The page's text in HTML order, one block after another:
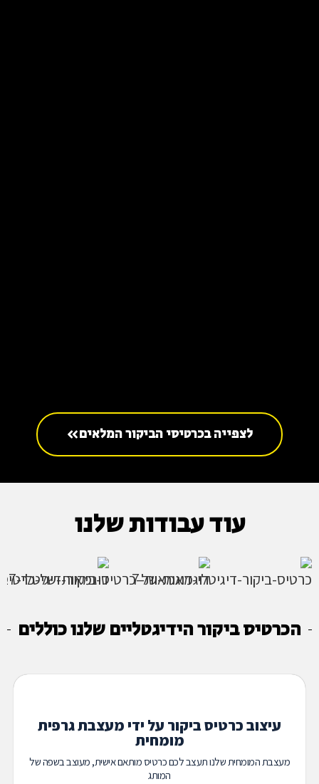
לצפייה בכרטיסי הביקור המלאים
עוד עבודות שלנו
הכרטיס ביקור הידיגטליים שלנו כוללים
עיצוב כרטיס ביקור על ידי מעצבת גרפית
מומחית
מעצבת המומחית שלנו תעצב לכם כרטיס מותאם אישית, מעוצב בשפה של
המותג